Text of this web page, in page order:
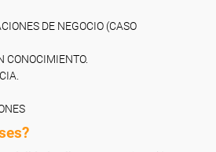
DE NEGOCIO (CASO
CONOCIMIENTO.